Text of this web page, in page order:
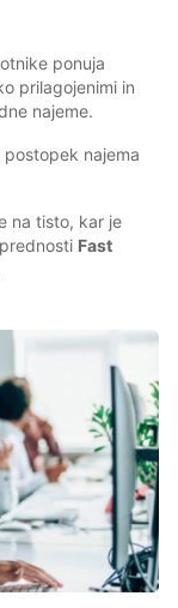
ponuja
prilagojenimi in
najeme.
najema
na tisto, kar je
Fast